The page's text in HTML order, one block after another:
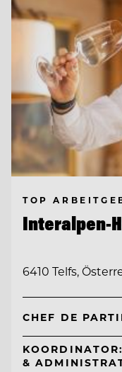
TOP
Interalpen-
6410 Telfs,
CHEF DE
&